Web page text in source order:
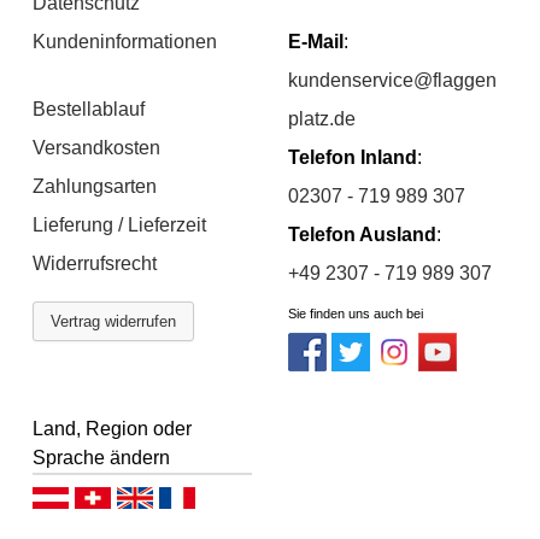
Kundeninformationen
Bestellablauf
Versandkosten
Zahlungsarten
Lieferung / Lieferzeit
Widerrufsrecht
Vertrag widerrufen
E-Mail :
kundenservice@flaggen
platz.de
Telefon Inland :
02307 - 719 989 307
Telefon Ausland :
+49 2307 - 719 989 307
Sie finden uns auch bei
Land, Region oder
Sprache ändern
Deutsch (AT)Deutsch (CH)